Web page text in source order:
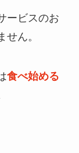
ービスのお
ん。
食べ始める